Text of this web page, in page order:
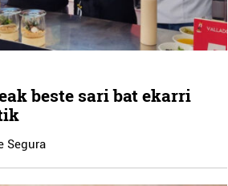
beste sari bat ekarri
Segura